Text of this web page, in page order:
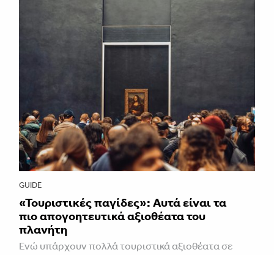
GUIDE
«Τουριστικές παγίδες»: Αυτά είναι τα
πιο απογοητευτικά αξιοθέατα του
πλανήτη
Ενώ υπάρχουν πολλά τουριστικά αξιοθέατα σε